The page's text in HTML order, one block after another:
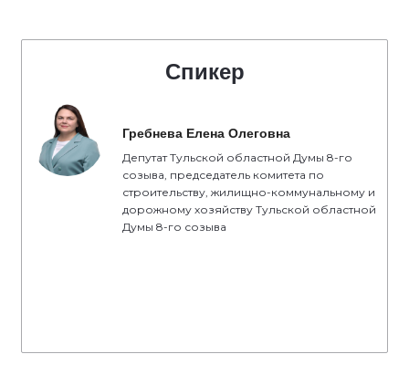
Спикер
Гребнева Елена Олеговна
Депутат Тульской областной Думы 8-го
созыва, председатель комитета по
строительству, жилищно-коммунальному и
дорожному хозяйству Тульской областной
Думы 8-го созыва